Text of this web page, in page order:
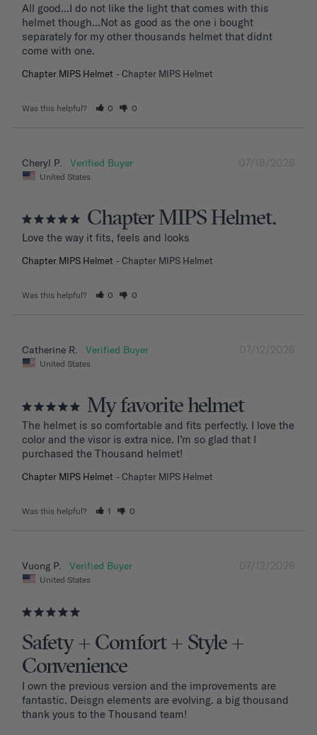
All good...I do not like the light that comes with this
helmet though...Not as good as the one i bought
separately for my other thousands helmet that didnt
come with one.
Chapter MIPS Helmet Chapter MIPS Helmet
Was this helpful? 0 0
07/18/2026
Cheryl P.
United States
Chapter MIPS Helmet.
Love the way it fits, feels and looks
Chapter MIPS Helmet Chapter MIPS Helmet
Was this helpful? 0 0
07/12/2026
Catherine R.
United States
My favorite helmet
The helmet is so comfortable and fits perfectly. I love the
color and the visor is extra nice. I’m so glad that I
purchased the Thousand helmet!
Chapter MIPS Helmet Chapter MIPS Helmet
Was this helpful? 1 0
07/12/2026
Vuong P.
United States
Safety + Comfort + Style +
Convenience
I own the previous version and the improvements are
fantastic. Deisgn elements are evolving. a big thousand
thank yous to the Thousand team!